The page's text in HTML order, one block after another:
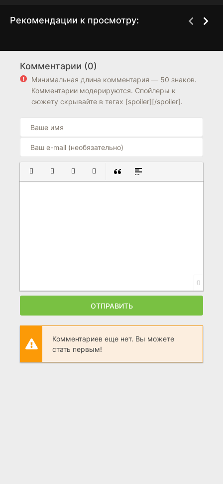
Рекомендации к просмотру:
6.3 5.9
7.1
Комментарии (0)
Минимальная длина комментария — 50 знаков.
Комментарии модерируются. Спойлеры к
сюжету скрывайте в тегах [spoiler][/spoiler].
ПОЛУЖИРНЫЙ
КУРСИВПОДЧЕРКНУТЫЙ
ЗАЧЕРКНУТЫЙ
ВСТАВКА ЦИТАТЫ
ВСТАВКА СПОЙЛЕРА
0
ОТПРАВИТЬ
Комментариев еще нет. Вы можете
стать первым!